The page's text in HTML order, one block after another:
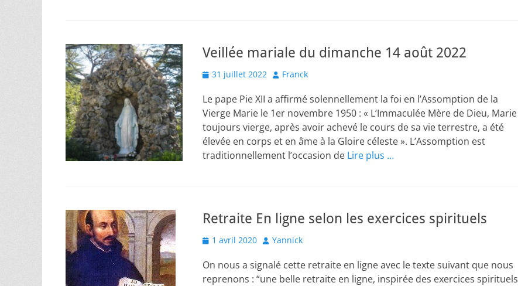
Veillée mariale du dimanche 14 août 2022
Posted
31 juillet 2022 Author
Franck
Le pape Pie XII a affirmé solennellement la foi en l’Assomption de la
Vierge Marie le 1er novembre 1950 : « L’Immaculée Mère de Dieu, Marie
toujours vierge, après avoir achevé le cours de sa vie terrestre, a été
élevée en corps et en âme à la Gloire céleste ». L’Assomption est
traditionnellement l’occasion de Lire plus …
Retraite En ligne selon les exercices spirituels
Posted
1 avril 2020 Author
Yannick
On nous a signalé cette retraite en ligne avec le texte suivant que nous
reprenons : “une belle retraite en ligne, inspirée des exercices spirituels